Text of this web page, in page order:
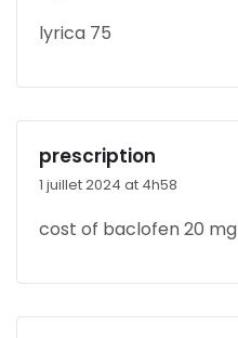
lyrica 75
prescription
1 juillet 2024 at 4h58
cost of baclofen 20 mg